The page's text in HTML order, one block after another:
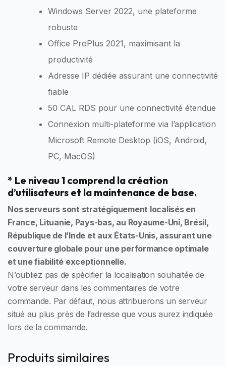
Windows Server 2022, une plateforme
robuste
Office ProPlus 2021, maximisant la
productivité
Adresse IP dédiée assurant une connectivité
fiable
50 CAL RDS pour une connectivité étendue
Connexion multi-plateforme via l’application
Microsoft Remote Desktop (iOS, Android,
PC, MacOS)
* Le niveau 1 comprend la création
d’utilisateurs et la maintenance de base.
Nos serveurs sont stratégiquement localisés en
France, Lituanie, Pays-bas, au Royaume-Uni, Brésil,
République de l’Inde et aux États-Unis, assurant une
couverture globale pour une performance optimale
et une fiabilité exceptionnelle.
N’oubliez pas de spécifier la localisation souhaitée de
votre serveur dans les commentaires de votre
commande. Par défaut, nous attribuerons un serveur
situé au plus près de l’adresse que vous aurez indiquée
lors de la commande.
Produits similaires